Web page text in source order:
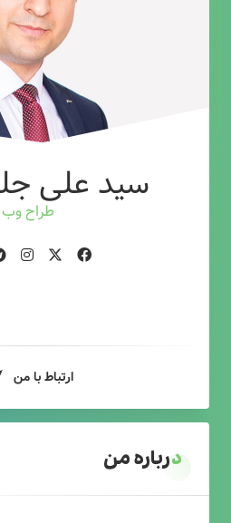
سید علی
طراح وب
ارتباط با من
درباره من